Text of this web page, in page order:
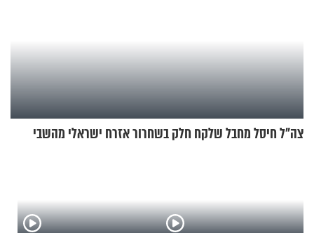
צה"ל חיסל מחבל שלקח חלק בשחרור אזרח ישראלי מהשבי